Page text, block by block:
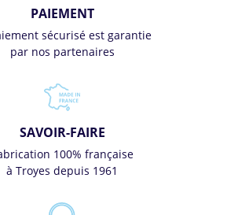
PAIEMENT
sécurisé est garantie
par nos partenaires
SAVOIR-FAIRE
100% française
à Troyes depuis 1961